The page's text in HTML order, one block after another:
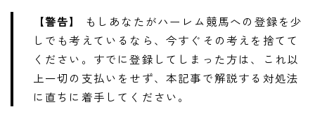
【警告】
もしあなたがハーレム競馬への登録を少
しでも考えているなら、今すぐその考えを捨てて
ください。すでに登録してしまった方は、これ以
上一切の支払いをせず、本記事で解説する対処法
に直ちに着手してください。